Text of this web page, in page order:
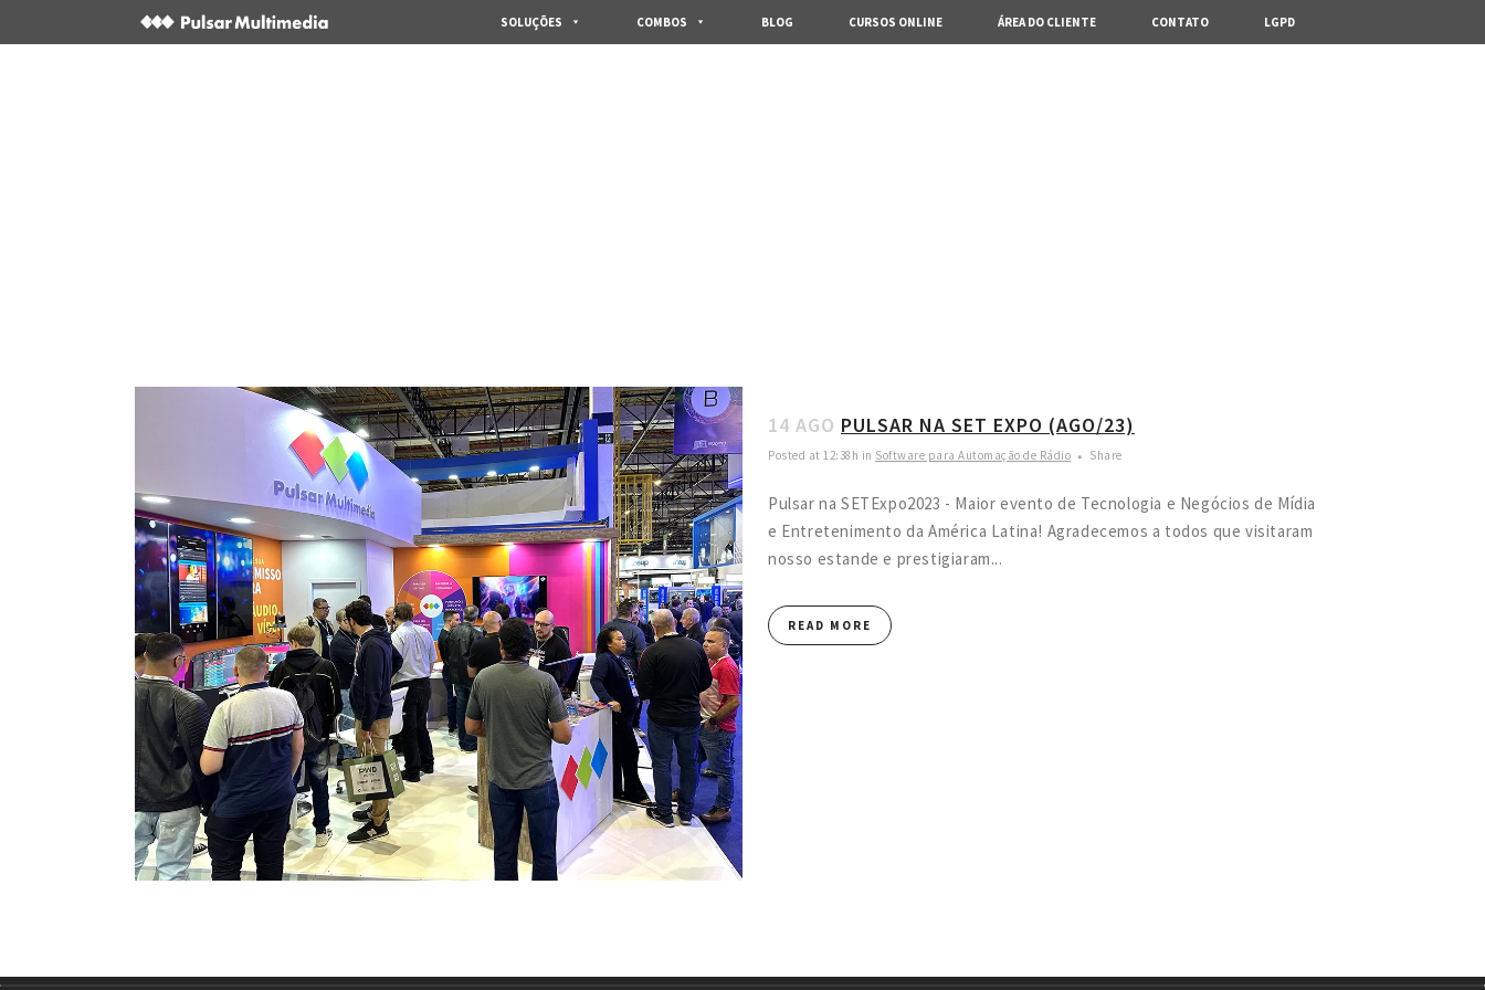
SOLUÇÕES COMBOS BLOG CURSOS ONLINE ÁREA DO CLIENTE CONTATO LGPD
14 AGO PULSAR NA SET EXPO (AGO/23)
Posted at 12:38h in Software para Automação de Rádio Share
Pulsar na SETExpo2023 - Maior evento de Tecnologia e Negócios de Mídia
e Entretenimento da América Latina! Agradecemos a todos que visitaram
nosso estande e prestigiaram...
READ MORE